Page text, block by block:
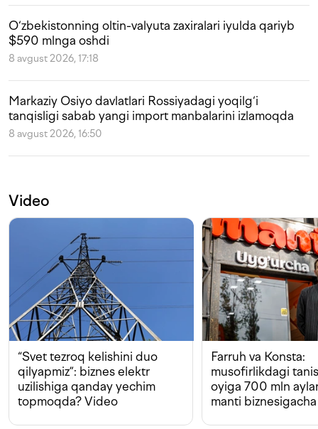
O‘zbekistonning oltin-valyuta zaxiralari iyulda qariyb
$590 mlnga oshdi
8 avgust 2026, 17:18
Markaziy Osiyo davlatlari Rossiyadagi yoqilg‘i
tanqisligi sabab yangi import manbalarini izlamoqda
8 avgust 2026, 16:50
Video
“Svet tezroq kelishini duo
qilyapmiz”: biznes elektr
uzilishiga qanday yechim
topmoqda? Video
Farruh va Konsta:
musofirlikdagi
oyiga 700 mln
manti biznesigacha